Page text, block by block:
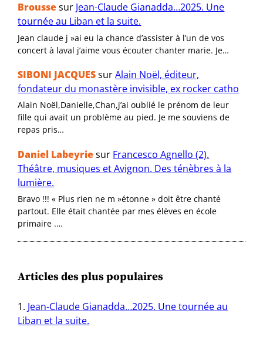
Broussesur Jean-Claude Gianadda…2025. Une
tournée au Liban et la suite.
Jean claude j »ai eu la chance d’assister à l’un de vos
concert à laval j’aime vous écouter chanter marie. Je…
SIBONI JACQUESsurAlain Noël, éditeur,
fondateur du monastère invisible, ex rocker catho
Alain Noël,Danielle,Chan,j’ai oublié le prénom de leur
fille qui avait un problème au pied. Je me souviens de
repas pris…
Daniel Labeyriesur Francesco Agnello (2).
Théâtre, musiques et Avignon. Des ténèbres à la
lumière.
Bravo !!! « Plus rien ne m »étonne » doit être chanté
partout. Elle était chantée par mes élèves en école
primaire .…
Articles des plus populaires
Jean-Claude Gianadda…2025. Une tournée au
Liban et la suite.